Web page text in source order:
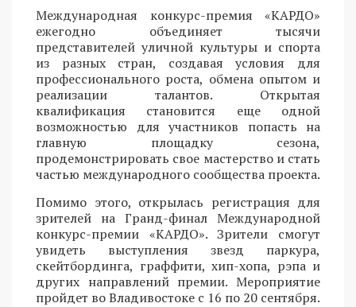
Международная конкурс-премия «КАРДО»
ежегодно объединяет тысячи
представителей уличной культуры и спорта
из разных стран, создавая условия для
профессионального роста, обмена опытом и
реализации талантов. Открытая
квалификация становится еще одной
возможностью для участников попасть на
главную площадку сезона,
продемонстрировать свое мастерство и стать
частью международного сообщества проекта.
Помимо этого, открылась регистрация для
зрителей на Гранд-финал Международной
конкурс-премии «КАРДО». Зрители смогут
увидеть выступления звезд паркура,
скейтбординга, граффити, хип-хопа, рэпа и
других направлений премии. Мероприятие
пройдет во Владивостоке с 16 по 20 сентября.